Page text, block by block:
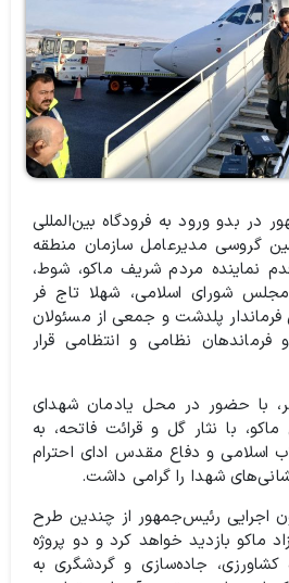
در بدو ورود به فرودگاه بین‌المللی
گروسی مدیرعامل سازمان منطقه
نماینده مردم شریف ماکو، شوط،
شورای اسلامی، شهلا تاج فر
فرماندار پلدشت و جمعی از مسئولان
فرماندهان نظامی و انتظامی قرار
با حضور در محل یادمان شهدای
ماکو، با نثار گل و قرائت فاتحه، به
اسلامی و دفاع مقدس ادای احترام
شهدا را گرامی داشت.
اجرایی رئیس‌جمهور از چندین طرح
ماکو بازدید خواهد کرد و دو پروژه
کشاورزی، جاده‌سازی و گردشگری به